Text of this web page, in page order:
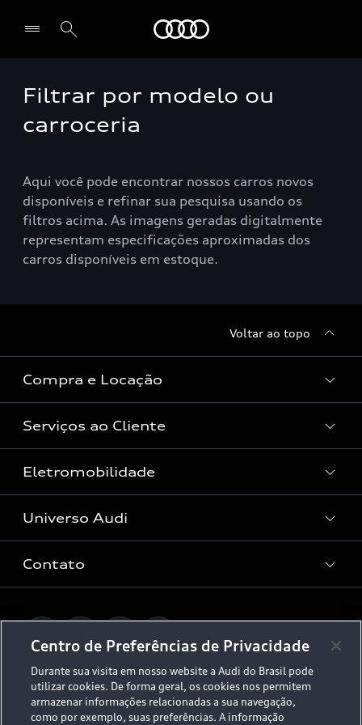
Selecionar o revendedor
Filtrar por modelo ou
carroceria
Aqui você pode encontrar nossos carros novos
disponíveis e refinar sua pesquisa usando os
filtros acima. As imagens geradas digitalmente
representam especificações aproximadas dos
carros disponíveis em estoque.
Voltar ao topo
Compra e Locação
Condições Audi
Vendas Corporativas
Audi Approved :plus
Serviços ao Cliente
Manutenção e Reparos
Serviços de Proteção
Rede de Concessionária
Eletromobilidade
Universo da mobilidade elétrica
Dúvidas de eletrificação
App e-tron
Planejamento de recarga
Universo Audi
Audi no Brasil
Audi Driving Experience
ESG
Contato
Fale Conosco
Trabalhe Conosco
Canais de Denúncia
Programa de compliance
© 2026 AUDI AG. All Rights Reserved.
Centro de Preferências de Privacidade
Durante sua visita em nosso website a Audi do Brasil pode
utilizar cookies. De forma geral, os cookies nos permitem
armazenar informações relacionadas a sua navegação,
como por exemplo, suas preferências. A informação